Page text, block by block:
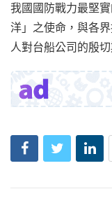
我國國防戰力最堅
洋」之使命，與各
人對台船公司的殷切